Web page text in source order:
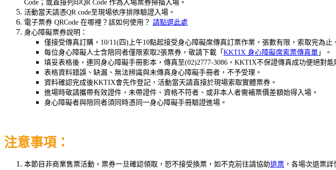
Code；或直接列印QR Code 作為入場票券掃描入場。
活動當天請憑QR code至現場依序排隊驗證入場。
電子票券 QRCode 在哪裡？該如何使用？ 請點選此處
身心障礙票券說明：
僅接受傳真訂購，10/11(四)上午10點起接受身心障礙席傳真訂票作業，張數有限，索取完為止
每位身心障礙人士含陪同者僅限索取2張票券，敬請下載「 KKTIX 身心障礙席索票傳真單 」。
填妥表格後，連同身心障礙手冊影本，傳真至(02)2777-3086，KKTIX不保證傳真成功便絕對
表格資料錯誤、缺漏、無法辨識與未傳真身心障礙手冊者，不予受理。
資料確認完成後KKTIX會先作登記，活動當天請直接於現場索取實體票券。
進場時敬請攜帶有效證件，未帶證件、資格不符者、或非本人者需補票價差額始得入場。
身心障礙者與陪同者須同時憑同一身心障礙手冊驗證進場。
注意事項：
本節目非商業售票活動，票券一旦確認領取，恕不接受換票，如不克前往請協助退票 ，各場次退票詳